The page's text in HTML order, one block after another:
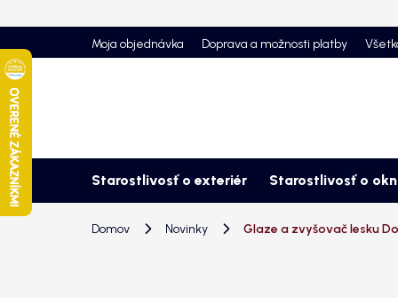
na
obsah
Moja objednávka Doprava a možnosti platby
Starostlivosť o exteriér Starostlivosť o
Domov Novinky Glaze a zvyšovač lesku